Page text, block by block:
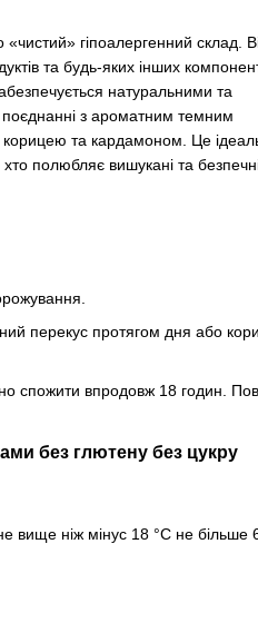
гіпоалергенний склад.
та будь-яких інших
натуральними та
поєднанні з ароматним темним
та кардамоном. Це
хто полюбляє вишукані та
перекус протягом дня або
спожити впродовж 18 годин.
вище ніж мінус 18 °C не більше